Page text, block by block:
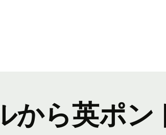
から英ポン